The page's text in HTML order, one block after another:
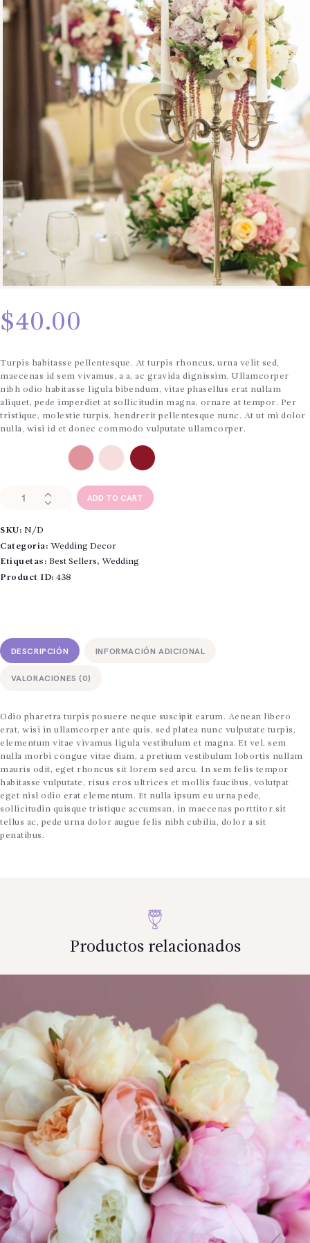
$40.00
Turpis habitasse pellentesque. At turpis rhoncus, urna velit sed,
maecenas id sem vivamus, a a, ac gravida dignissim. Ullamcorper
nibh odio habitasse ligula bibendum, vitae phasellus erat nullam
aliquet, pede imperdiet at sollicitudin magna, ornare at tempor. Per
tristique, molestie turpis, hendrerit pellentesque nunc. At ut mi dolor
nulla, wisi id et donec commodo vulputate ullamcorper.
GlobalRose
Cut
Pink
Roses
ADD TO CART
SKU: N/D
Categoría: Wedding Decor
Etiquetas: Best Sellers, Wedding
Product ID: 438
DESCRIPCIÓN INFORMACIÓN ADICIONAL
VALORACIONES (0)
Odio pharetra turpis posuere neque suscipit earum. Aenean libero
erat, wisi in ullamcorper ante quis, sed platea nunc vulputate turpis,
elementum vitae vivamus ligula vestibulum et magna. Et vel, sem
nulla morbi congue vitae diam, a pretium vestibulum lobortis nullam
mauris odit, eget rhoncus sit lorem sed arcu. In sem felis tempor
habitasse vulputate, risus eros ultrices et mollis faucibus, volutpat
eget nisl odio erat elementum. Et nulla ipsum eu urna pede,
sollicitudin quisque tristique accumsan, in maecenas porttitor sit
tellus ac, pede urna dolor augue felis nibh cubilia, dolor a sit
penatibus.
Productos relacionados